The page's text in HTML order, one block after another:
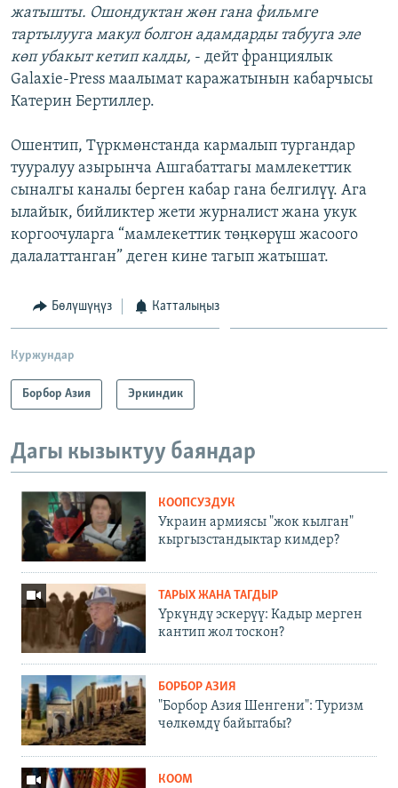
жатышты. Ошондуктан жөн гана фильмге
тартылууга макул болгон адамдарды табууга эле
көп убакыт кетип калды, - дейт франциялык
Galaxie-Press маалымат каражатынын кабарчысы
Катерин Бертиллер.
Ошентип, Түркмөнстанда кармалып тургандар
тууралуу азырынча Ашгабаттагы мамлекеттик
сыналгы каналы берген кабар гана белгилүү. Ага
ылайык, бийликтер жети журналист жана укук
коргоочуларга “мамлекеттик төңкөрүш жасоого
далалаттанган” деген кине тагып жатышат.
Бөлүшүңүз Катталыңыз
Куржундар
Борбор Азия Эркиндик
Дагы кызыктуу баяндар
КООПСУЗДУК
Украин армиясы "жок кылган"
кыргызстандыктар кимдер?
ТАРЫХ ЖАНА ТАГДЫР
Үркүндү эскерүү: Кадыр мерген
кантип жол тоскон?
БОРБОР АЗИЯ
"Борбор Азия Шенгени": Туризм
чөлкөмдү байытабы?
КООМ